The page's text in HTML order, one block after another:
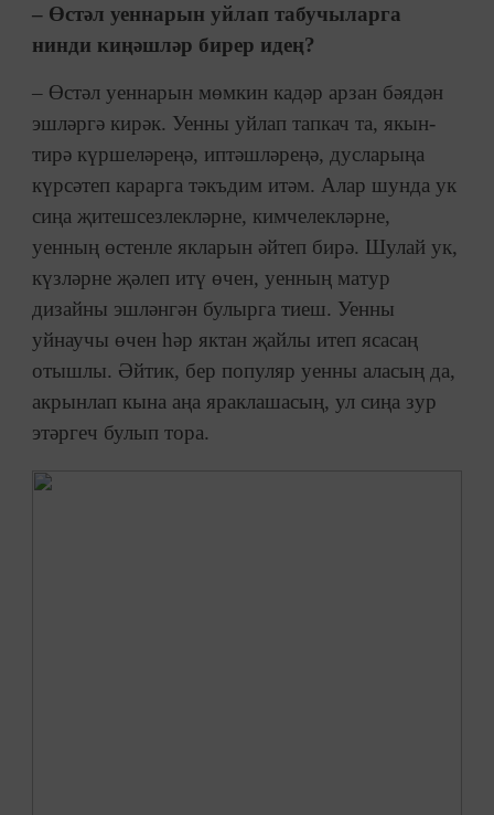
– Өстәл уеннарын уйлап табучыларга
нинди киңәшләр бирер идең?
– Өстәл уеннарын мөмкин кадәр арзан бәядән
эшләргә кирәк. Уенны уйлап тапкач та, якын-
тирә күршеләреңә, иптәшләреңә, дусларыңа
күрсәтеп карарга тәкъдим итәм. Алар шунда ук
сиңа җитешсезлекләрне, кимчелекләрне,
уенның өстенле якларын әйтеп бирә. Шулай ук,
күзләрне җәлеп итү өчен, уенның матур
дизайны эшләнгән булырга тиеш. Уенны
уйнаучы өчен һәр яктан җайлы итеп ясасаң
отышлы. Әйтик, бер популяр уенны аласың да,
акрынлап кына аңа яраклашасың, ул сиңа зур
этәргеч булып тора.